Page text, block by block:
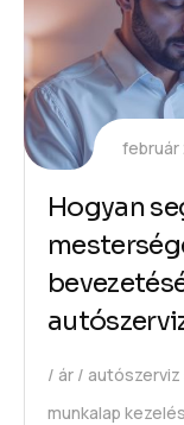
február
Hogyan
ár
munkalap kezelés